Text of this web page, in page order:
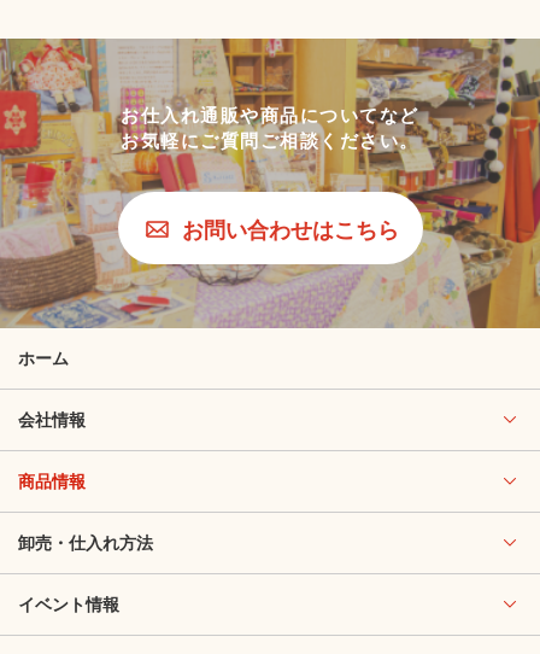
お仕入れ通販や商品についてなど
お気軽にご質問ご相談ください。
お問い合わせはこちら
ホーム
会社情報
商品情報
卸売・仕入れ方法
イベント情報